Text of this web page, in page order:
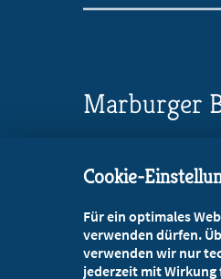
Marburger
Jaguarring 10,
+49 4551 2080
Cookie-
Für ein optimales
verwenden dürfen.
verwenden wir nur
jederzeit mit